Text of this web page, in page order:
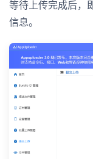
等待上传完成后，
信息。